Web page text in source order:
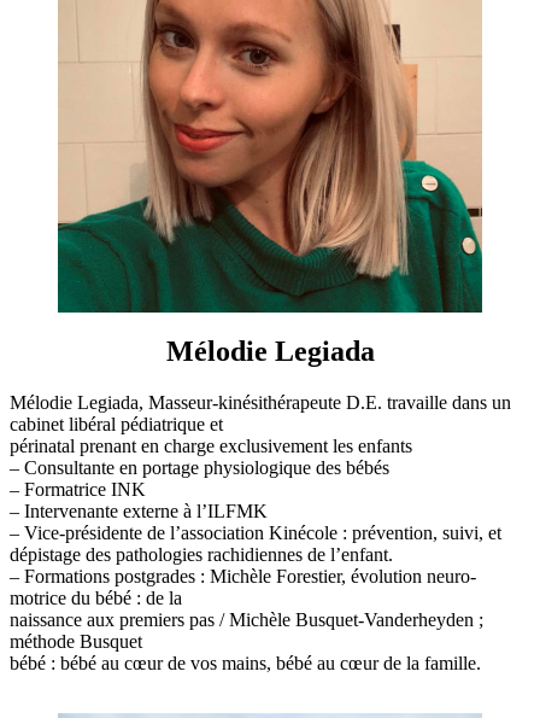
Mélodie Legiada
Mélodie Legiada, Masseur-kinésithérapeute D.E. travaille dans un
cabinet libéral pédiatrique et
périnatal prenant en charge exclusivement les enfants
– Consultante en portage physiologique des bébés
– Formatrice INK
– Intervenante externe à l’ILFMK
– Vice-présidente de l’association Kinécole : prévention, suivi, et
dépistage des pathologies rachidiennes de l’enfant.
– Formations postgrades : Michèle Forestier, évolution neuro-
motrice du bébé : de la
naissance aux premiers pas / Michèle Busquet-Vanderheyden ;
méthode Busquet
bébé : bébé au cœur de vos mains, bébé au cœur de la famille.